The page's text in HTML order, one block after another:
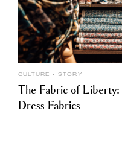
CULTURE STORY
The Fabric of
Dress Fabrics